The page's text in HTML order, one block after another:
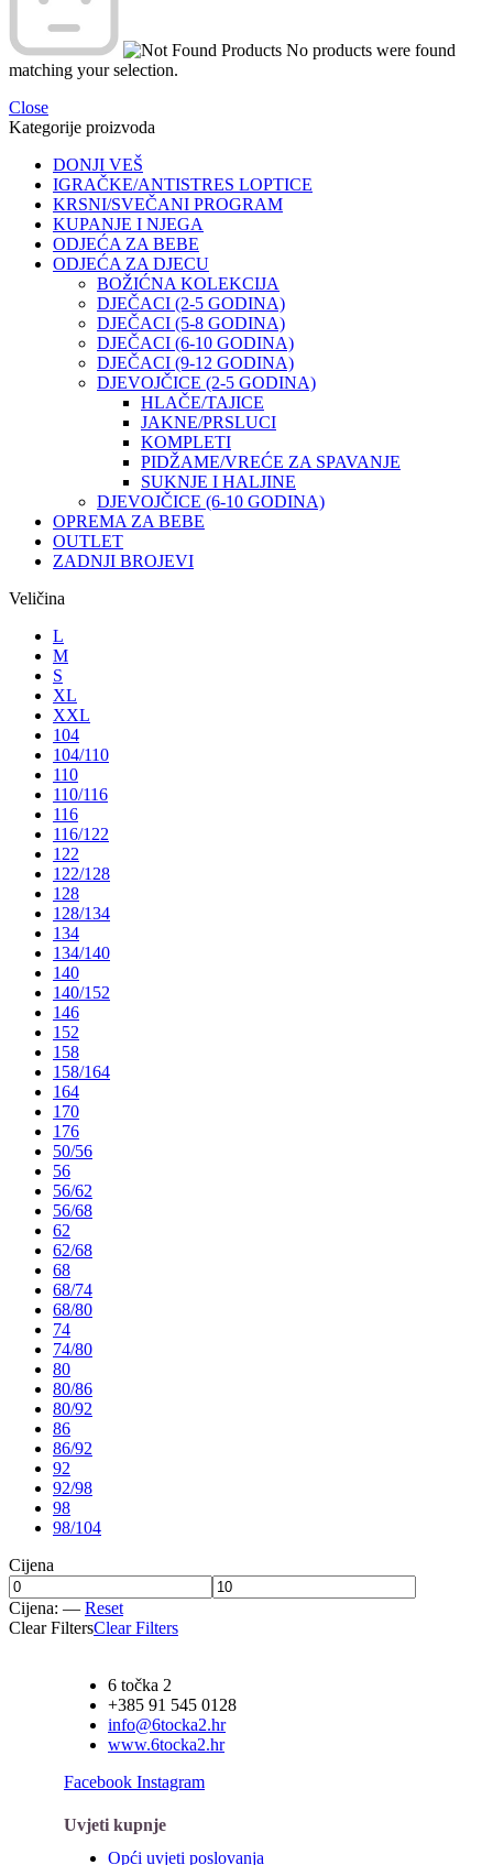
No products were found
matching your selection.
Close
Kategorije proizvoda
DONJI VEŠ
IGRAČKE/ANTISTRES LOPTICE
KRSNI/SVEČANI PROGRAM
KUPANJE I NJEGA
ODJEĆA ZA BEBE
ODJEĆA ZA DJECU
BOŽIĆNA KOLEKCIJA
DJEČACI (2-5 GODINA)
DJEČACI (5-8 GODINA)
DJEČACI (6-10 GODINA)
DJEČACI (9-12 GODINA)
DJEVOJČICE (2-5 GODINA)
HLAČE/TAJICE
JAKNE/PRSLUCI
KOMPLETI
PIDŽAME/VREĆE ZA SPAVANJE
SUKNJE I HALJINE
DJEVOJČICE (6-10 GODINA)
OPREMA ZA BEBE
OUTLET
ZADNJI BROJEVI
Veličina
L
M
S
XL
XXL
104
104/110
110
110/116
116
116/122
122
122/128
128
128/134
134
134/140
140
140/152
146
152
158
158/164
164
170
176
50/56
56
56/62
56/68
62
62/68
68
68/74
68/80
74
74/80
80
80/86
80/92
86
86/92
92
92/98
98
98/104
Cijena
Cijena: — Reset
Clear FiltersClear Filters
6 točka 2
+385 91 545 0128
info@6tocka2.hr
www.6tocka2.hr
Facebook Instagram
Uvjeti kupnje
Opći uvjeti poslovanja